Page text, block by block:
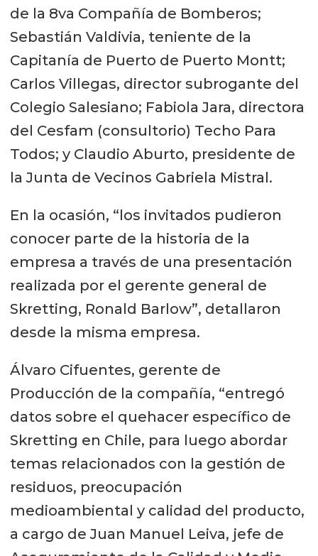
de la 8va Compañía de Bomberos;
Sebastián Valdivia, teniente de la
Capitanía de Puerto de Puerto Montt;
Carlos Villegas, director subrogante del
Colegio Salesiano; Fabiola Jara, directora
del Cesfam (consultorio) Techo Para
Todos; y Claudio Aburto, presidente de
la Junta de Vecinos Gabriela Mistral.
En la ocasión, “los invitados pudieron
conocer parte de la historia de la
empresa a través de una presentación
realizada por el gerente general de
Skretting, Ronald Barlow”, detallaron
desde la misma empresa.
Álvaro Cifuentes, gerente de
Producción de la compañía, “entregó
datos sobre el quehacer específico de
Skretting en Chile, para luego abordar
temas relacionados con la gestión de
residuos, preocupación
medioambiental y calidad del producto,
a cargo de Juan Manuel Leiva, jefe de